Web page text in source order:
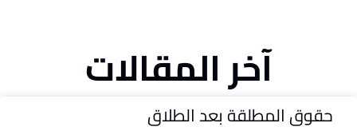
آخر المقالات
حقوق المطلقة بعد الطلاق